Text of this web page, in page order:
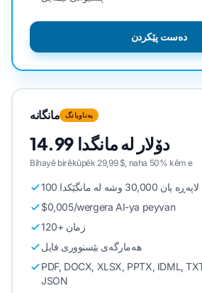
دەست پێکردن
مانگانە بەناوبانگ
14.99 دۆلار لە مانگدا
Bihayê birêkûpêk 29,99 $, naha 50% kêm e
100 لاپەڕە یان 30,000 وشە لە مانگێکدا
$0,005/wergera AI-ya peyvan
120+ زمان
هەمارگەی بێسنووری فایل
PDF, DOCX, XLSX, PPTX, IDML,
JSON